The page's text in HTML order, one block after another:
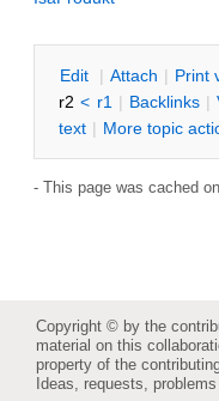
Edit | Attach | Print
r2 < r1 | Backlinks |
text | More topic
- This page was cached
Copyright © by the
material on this
property of the
Ideas, requests,